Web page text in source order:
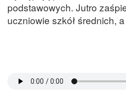
podstawowych. Jutro
uczniowie szkół średnich,